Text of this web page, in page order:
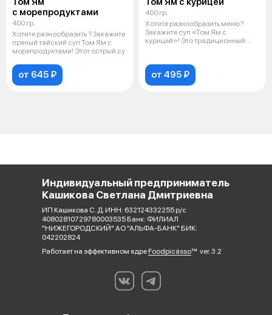
с морепродуктами
400 гр.
Хотите разнообразить ? Закажите
пряный тайский суп Том Ям с
морепродуктами! Этот острый су
от 645 ₽
400 гр.
Хотите разнообразить меню?
Закажите суп «Том Ям с
курицей»! Это традиционный
от 495 ₽
Индивидуальный предприниматель
Кашикова Светлана Дмитриевна
ИП Кашикова С. Д. ИНН: 632124332255 р/с
40802810729780003535 Банк: ФИЛИАЛ
"НИЖЕГОРОДСКИЙ" АО "АЛЬФА-БАНК" БИК:
042202824
Работает на эффективном ядре Foodpicássover. 3.2